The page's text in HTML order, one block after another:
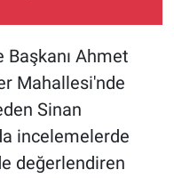
Başkanı Ahmet
Mahallesi'nde
Sinan
incelemelerde
değerlendiren